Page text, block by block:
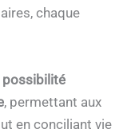
chaque
possibilité
, permettant aux
en conciliant vie